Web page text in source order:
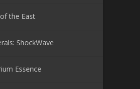
the East
ShockWave
Essence